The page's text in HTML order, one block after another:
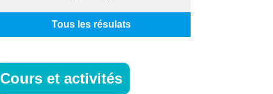
Tous les résulats
Cours et activités